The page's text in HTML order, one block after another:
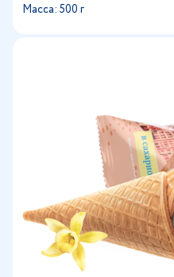
Масса: 500 г